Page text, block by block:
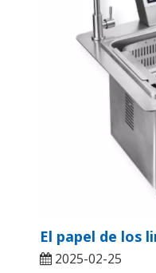
2025-02-25